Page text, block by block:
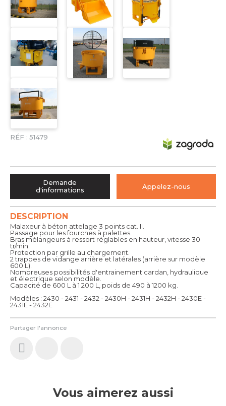
RÉF : 51479
Partager l'annonce
DESCRIPTION
Malaxeur à béton attelage 3 points cat. II.
Passage pour les fourches à palettes.
Bras mélangeurs à ressort réglables en hauteur, vitesse 30
tr/min.
Protection par grille au chargement.
2 trappes de vidange arrière et latérales (arrière sur modèle
600 L).
Nombreuses possibilités d'entrainement cardan, hydraulique
et électrique selon modèle.
Capacité de 600 L à 1 200 L, poids de 490 à 1200 kg.
Modèles : 2430 - 2431 - 2432 - 2430H - 2431H - 2432H - 2430E -
2431E - 2432E
Demande
d'informations
Appelez-nous
Vous aimerez aussi